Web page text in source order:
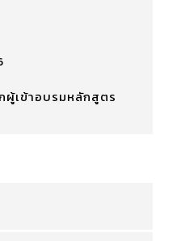
ผู้เข้าอบรมหลักสูตร